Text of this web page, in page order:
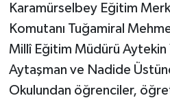
Karamürselbey Eğitim
Komutanı Tuğamiral
Millî Eğitim Müdürü Aytekin
Aytaşman ve Nadide
Okulundan öğrenciler,